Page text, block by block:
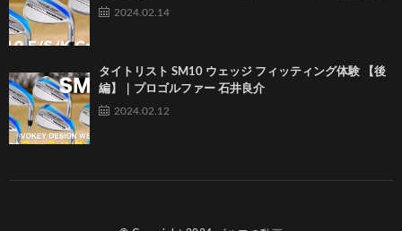
2024.02.14
タイトリスト SM10 ウェッジ フィッティング体験 【後
編】｜プロゴルファー 石井良介
2024.02.12